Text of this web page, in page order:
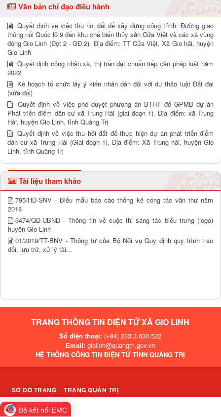
Văn bản chỉ đạo điều hành
Quyết định về việc thu hồi đất để xây dựng công trình: Đường giao
thông nối Quốc lộ 9 đến khu chế biến thủy sản Cửa Việt và các xã vùng
đông Gio Linh (Đợt 2 - GĐ 2). Địa điểm: TT Cửa Việt, Xã Gio hải, huyện
Gio Linh
Quyết định công nhận xã, thị trấn đạt chuẩn tiếp cận pháp luật năm
2022
Kê hoạch tổ chức lấy ý kiến nhân dân đối với dự thảo luật Đất đai
(sửa đổi)
Quyết định về việc phê duyệt phương án BTHT để GPMB dự án
Phát triển điểm dân cư xã Trung Hải (giai đoạn 1). Địa điểm: xã Trung
Hải, huyện Gio Linh, tỉnh Quảng Trị
Quyết định về việc thu hồi đất để thực hiện dự án phát triển điểm
dân cư xã Trung Hải (Giai đoạn 1), Địa điểm: Xã Trung hải, huyện Gio
Linh, tỉnh Quảng Trị
Tài liệu tham khảo
795/HD-SNV - Biểu mẫu báo cáo thống kê công tác văn thư năm
2018
3474/QĐ-UBND - Thông tin về cuộc thi sáng tác biểu trưng (logo)
huyện Gio Linh
01/2019/TT-BNV - Thông tư của Bộ Nội vụ Quy định quy trình trao
đổi, lưu trữ, xử lý tài...
TRANG THÔNG TIN ĐIỆN TỬ XÃ GIO LINH
Số điện thoại: (+84) 233.3.630.522
Email:giolinh@quangtri.gov.vn
HỆ THỐNG CÔNG TIN ĐIỆN TỬ TỈNH QUẢNG TRỊ
SƠ ĐỒ TRANG TRANG QUẢN TRỊ
Đã kết nối EMC